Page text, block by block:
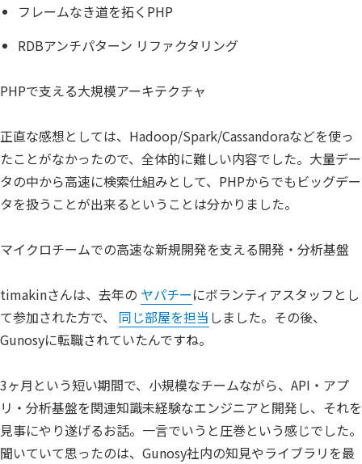
フレームなき道を拓くPHP
RDBアンチパターン リファクタリング
PHPで支える大規模アーキテクチャ
正直な感想としては、Hadoop/Spark/Cassandoraなどを使っ
たことがなかったので、全体的に難しい内容でした。大量デー
タの中から高速に検索仕組みとして、PHPからでもビッグデー
タを扱うことが出来るということは分かりました。
マイクロチームでの高速な新規開発を支える開発・分析基盤
timakinさんは、去年の ヤパチーにボランティアスタッフとし
て参加された方で、 同じ部屋を担当 しました。その後、
Gunosyに転職されていたんですね。
3ヶ月という短い期間で、小規模なチームながら、API・アプ
リ・分析基盤を関連知識未経験なエンジニアと開発し、それを
見事にやり遂げるお話。一言でいうと圧巻という感じでした。
聞いていて思ったのは、Gunosy社内の知見やライブラリを最